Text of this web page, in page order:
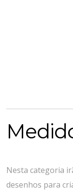
Nesta categoria
desenhos para